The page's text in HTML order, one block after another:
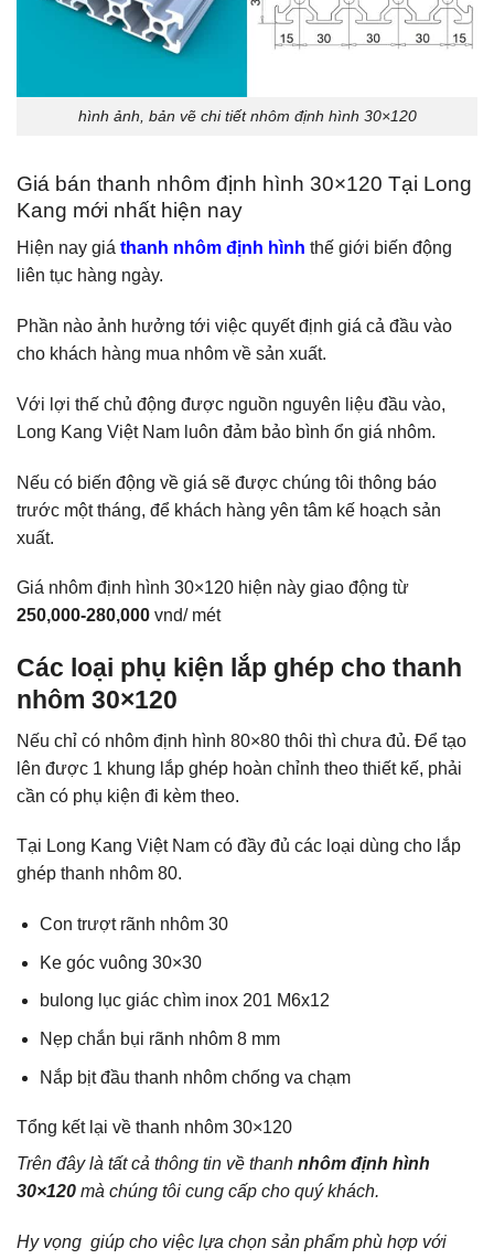
hình ảnh, bản vẽ chi tiết nhôm định hình 30×120
Giá bán thanh nhôm định hình 30×120 Tại Long
Kang mới nhất hiện nay
Hiện nay giá thanh nhôm định hình thế giới biến động
liên tục hàng ngày.
Phần nào ảnh hưởng tới việc quyết định giá cả đầu vào
cho khách hàng mua nhôm về sản xuất.
Với lợi thế chủ động được nguồn nguyên liệu đầu vào,
Long Kang Việt Nam luôn đảm bảo bình ổn giá nhôm.
Nếu có biến động về giá sẽ được chúng tôi thông báo
trước một tháng, để khách hàng yên tâm kế hoạch sản
xuất.
Giá nhôm định hình 30×120 hiện này giao động từ
250,000-280,000 vnd/ mét
Các loại phụ kiện lắp ghép cho thanh
nhôm 30×120
Nếu chỉ có nhôm định hình 80×80 thôi thì chưa đủ. Để tạo
lên được 1 khung lắp ghép hoàn chỉnh theo thiết kế, phải
cần có phụ kiện đi kèm theo.
Tại Long Kang Việt Nam có đầy đủ các loại dùng cho lắp
ghép thanh nhôm 80.
Con trượt rãnh nhôm 30
Ke góc vuông 30×30
bulong lục giác chìm inox 201 M6x12
Nẹp chắn bụi rãnh nhôm 8 mm
Nắp bịt đầu thanh nhôm chống va chạm
Tổng kết lại về thanh nhôm 30×120
Trên đây là tất cả thông tin về thanh nhôm định hình
30×120 mà chúng tôi cung cấp cho quý khách.
Hy vọng giúp cho việc lựa chọn sản phẩm phù hợp với